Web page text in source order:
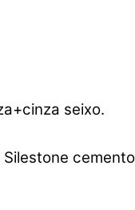
seixo.